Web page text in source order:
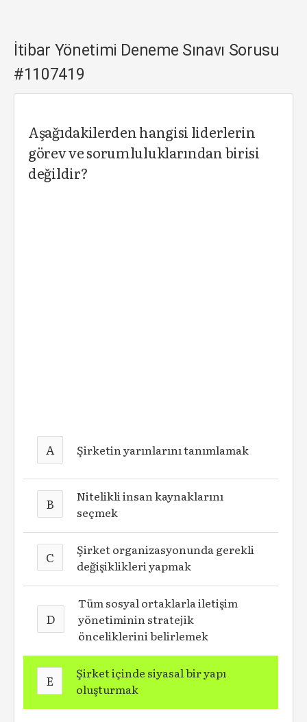
İtibar Yönetimi Deneme Sınavı Sorusu
#1107419
Aşağıdakilerden hangisi liderlerin
görev ve sorumluluklarından birisi
değildir?
A Şirketin yarınlarını tanımlamak
B
Nitelikli insan kaynaklarını
seçmek
C
Şirket organizasyonunda gerekli
değişiklikleri yapmak
D
Tüm sosyal ortaklarla iletişim
yönetiminin stratejik
önceliklerini belirlemek
E
Şirket içinde siyasal bir yapı
oluşturmak